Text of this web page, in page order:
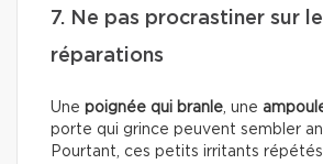
7. Ne pas procrastiner sur
réparations
Une poignée qui branle, une
porte qui grince peuvent sembler
Pourtant, ces petits irritants